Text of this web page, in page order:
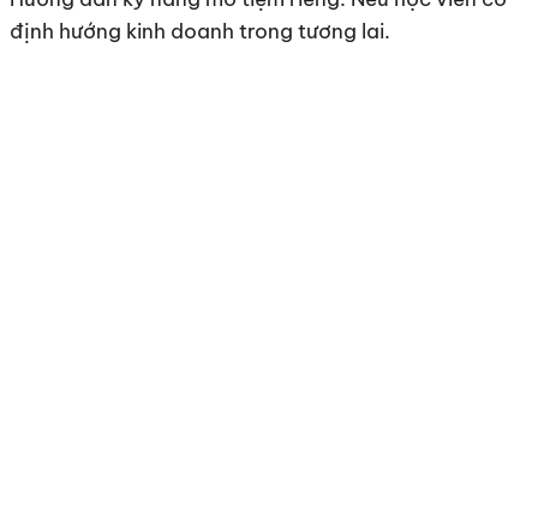
định hướng kinh doanh trong tương lai.